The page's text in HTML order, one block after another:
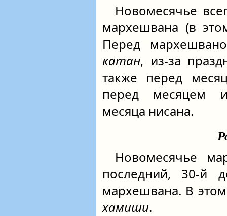
Новомесячье
мархешвана (в
Перед
катан, из-за
также перед
перед месяцем
месяца нисана.
Новомесячье
последний, 30-й
мархешвана. В
хамиши.